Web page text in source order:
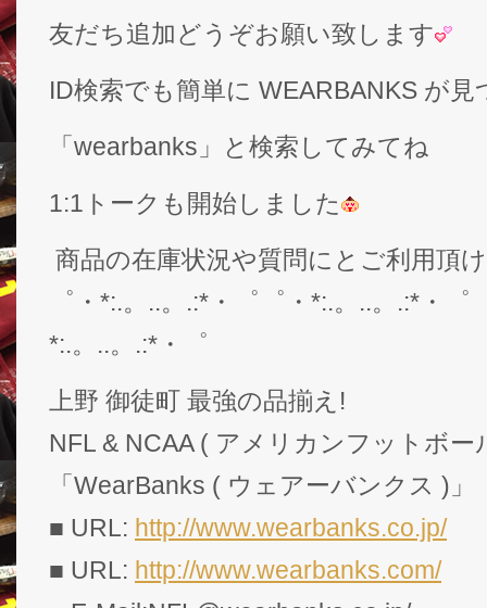
友だち追加どうぞお願い致します
ID検索でも簡単に WEARBANKS が
「wearbanks」と検索してみてね
1:1トークも開始しました
商品の在庫状況や質問にとご利用頂
゜・*:.。..。.:*・゜゜・*:.。..。.:*・
*:.。..。.:*・゜
上野 御徒町 最強の品揃え!
NFL & NCAA ( アメリカンフットボー
「WearBanks ( ウェアーバンクス )」
■ URL: http://www.wearbanks.co.jp/
■ URL: http://www.wearbanks.com/